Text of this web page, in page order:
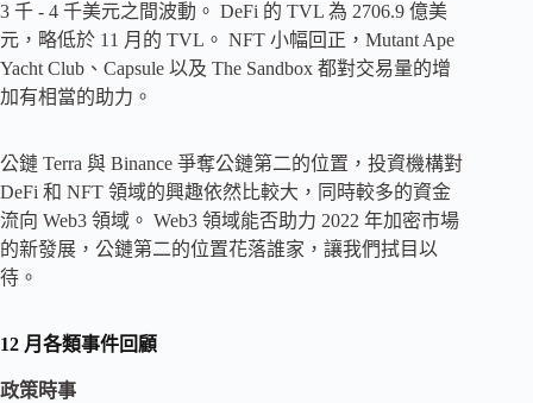
3 千 - 4 千美元之間波動。 DeFi 的 TVL 為 2706.9 億美
元，略低於 11 月的 TVL。 NFT 小幅回正，Mutant Ape
Yacht Club、Capsule 以及 The Sandbox 都對交易量的增
加有相當的助力。
公鏈 Terra 與 Binance 爭奪公鏈第二的位置，投資機構對
DeFi 和 NFT 領域的興趣依然比較大，同時較多的資金
流向 Web3 領域。 Web3 領域能否助力 2022 年加密市場
的新發展，公鏈第二的位置花落誰家，讓我們拭目以
待。
12 月各類事件回顧
政策時事